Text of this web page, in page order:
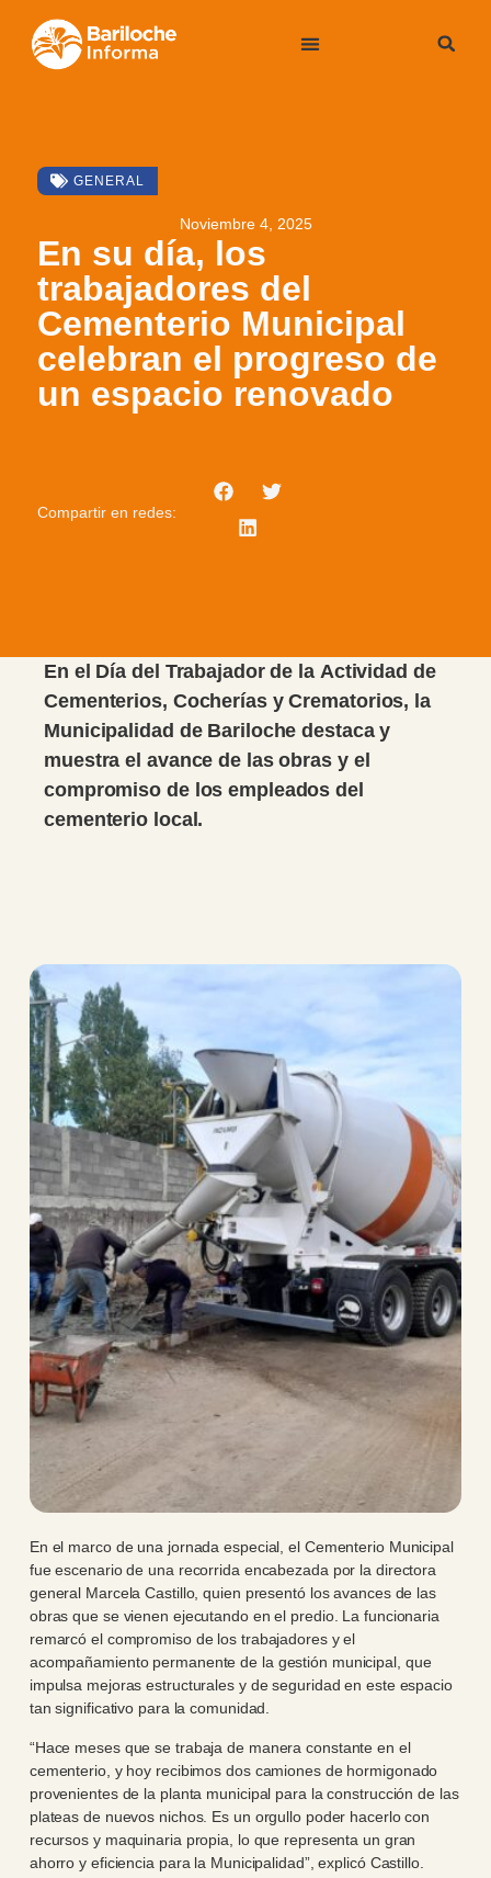
GENERAL
Noviembre 4, 2025
En su día, los
trabajadores del
Cementerio Municipal
celebran el progreso de
un espacio renovado
Compartir en redes:
En el Día del Trabajador de la Actividad de
Cementerios, Cocherías y Crematorios, la
Municipalidad de Bariloche destaca y
muestra el avance de las obras y el
compromiso de los empleados del
cementerio local.
En el marco de una jornada especial, el Cementerio Municipal
fue escenario de una recorrida encabezada por la directora
general Marcela Castillo, quien presentó los avances de las
obras que se vienen ejecutando en el predio. La funcionaria
remarcó el compromiso de los trabajadores y el
acompañamiento permanente de la gestión municipal, que
impulsa mejoras estructurales y de seguridad en este espacio
tan significativo para la comunidad.
“Hace meses que se trabaja de manera constante en el
cementerio, y hoy recibimos dos camiones de hormigonado
provenientes de la planta municipal para la construcción de las
plateas de nuevos nichos. Es un orgullo poder hacerlo con
recursos y maquinaria propia, lo que representa un gran
ahorro y eficiencia para la Municipalidad”, explicó Castillo.